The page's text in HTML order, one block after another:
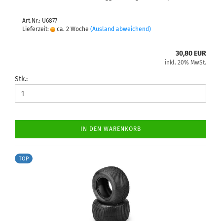
Art.Nr.: U6877
Lieferzeit:
ca. 2 Woche (Ausland abweichend)
30,80 EUR
inkl. 20% MwSt.
Stk.:
IN DEN WARENKORB
TOP